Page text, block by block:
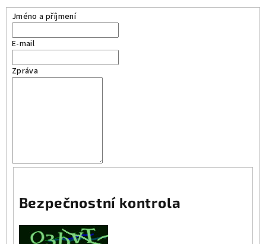
Jméno a příjmení
E-mail
Zpráva
Bezpečnostní kontrola